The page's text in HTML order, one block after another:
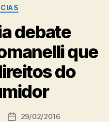
Categorias
debate
que
do
Data29/02/2016